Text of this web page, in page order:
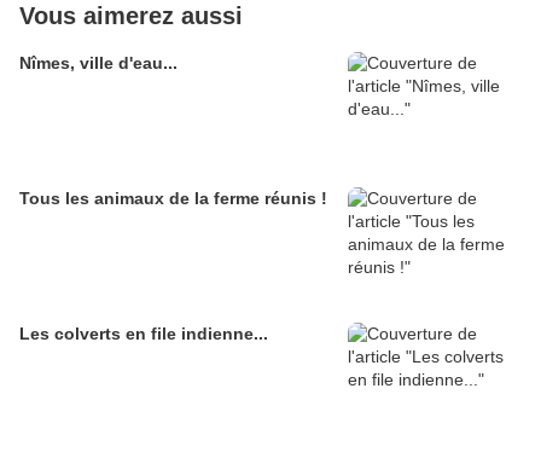
Vous aimerez aussi
Nîmes, ville d'eau...
Tous les animaux de la ferme réunis !
Les colverts en file indienne...